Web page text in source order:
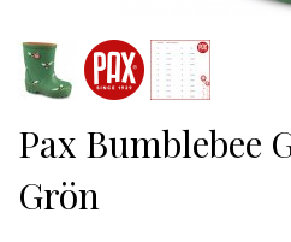
Pax Bumblebee
Grön